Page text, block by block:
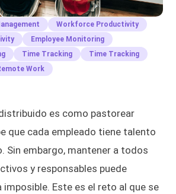
Workforce Productivity
Employee Monitoring
Time Tracking
Time Tracking
Work
es como pastorear
que cada empleado tiene talento
Sin embargo, mantener a todos
y responsables puede
imposible. Este es el reto al que se